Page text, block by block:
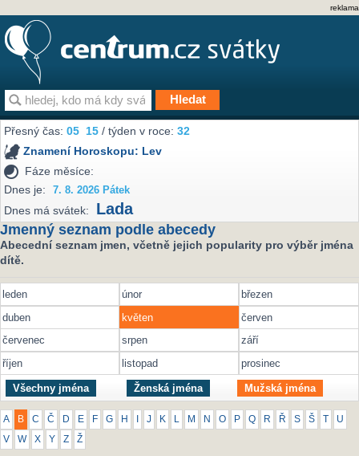
reklama
Přesný čas:05 15 / týden v roce:32
Znamení Horoskopu: Lev
Fáze měsíce:
Dnes je:
7. 8. 2026 Pátek
Dnes má svátek: Lada
Jmenný seznam podle abecedy
Abecední seznam jmen, včetně jejich popularity pro výběr jména
dítě.
leden únor
březen
duben
květen
červen
červenec
srpen
září
říjen
listopad prosinec
Všechny jména Ženská jména Mužská jména
A B C Č D E F G H J K M N O P Q R Ř S Š U
V W X Y Z Ž